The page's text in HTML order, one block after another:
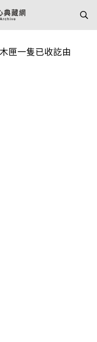
匣一隻已收訖由